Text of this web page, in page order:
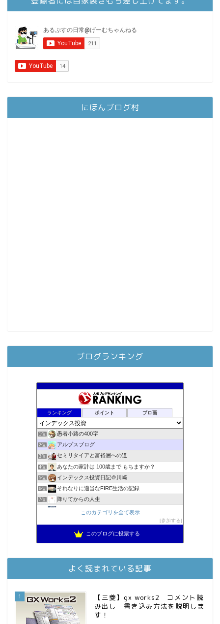
にほんブログ村
ブログランキング
ランキング ポイント ブロ画
1位 愚者小路の400字
2位 アルプスブログ
3位 セミリタイアと富裕層への道
4位 あなたの家計は 100歳まで もちますか？
5位 インデックス投資日記＠川崎
6位 それなりに適当なFIRE生活の記録
7位 降りてからの人生
2023年(46歳)FIRE！！！＠20XX年FIRE！！！
スパコンSEが効率的投資で一家セミリタイアするブログ
11位 MBAのインデックス投資日記
庶民的家族がインデックス投資でセミリタイア目指してみた
このカテゴリを全て表示
参加する
このブログに投票する
よく読まれている記事
1
【三菱】gx works2 コメント読
み出し 書き込み方法を説明しま
す！